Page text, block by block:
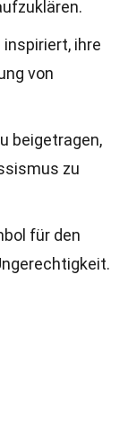
inspiriert, ihre
von
beigetragen,
zu
für den